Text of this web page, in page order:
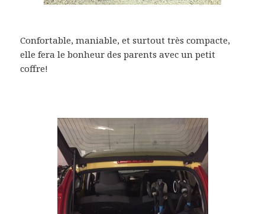
Confortable, maniable, et surtout très compacte,
elle fera le bonheur des parents avec un petit
coffre!